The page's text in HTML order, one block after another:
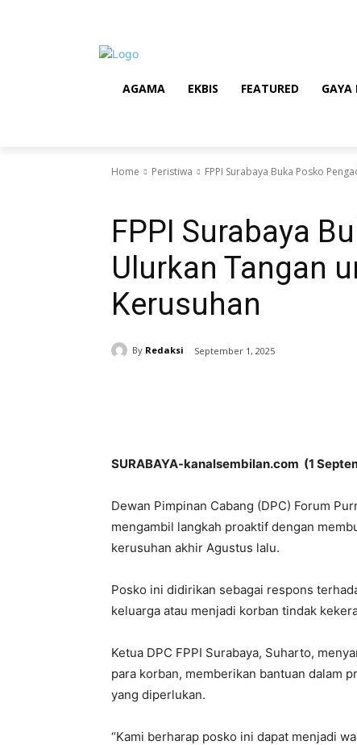
AGAMA EKBIS FEATURED GAYA
Home Peristiwa FPPI Surabaya Buka Posko
FPPI Surabaya
Ulurkan Tangan
Kerusuhan
By Redaksi September 1, 2025
SURABAYA-kanalsembilan.com (1
Dewan Pimpinan Cabang (DPC) Forum
mengambil langkah proaktif dengan
kerusuhan akhir Agustus lalu.
Posko ini didirikan sebagai respons
keluarga atau menjadi korban tindak
Ketua DPC FPPI Surabaya, Suharto,
para korban, memberikan bantuan dalam
yang diperlukan.
“Kami berharap posko ini dapat menjadi